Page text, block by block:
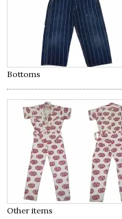
Bottoms
Other items